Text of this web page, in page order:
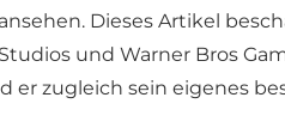
Dieses Artikel
und Warner Bros
er zugleich sein eigenes